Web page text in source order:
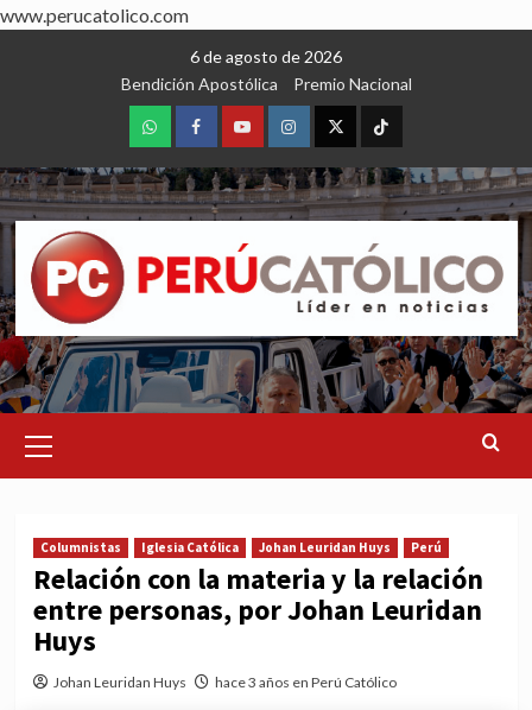
www.perucatolico.com
6 de agosto de 2026
Bendición Apostólica
Premio Nacional
WhatsAppFacebookYoutubeInstagram
X TikTok
Menu
Columnistas Iglesia Católica Johan Leuridan Huys Perú
Relación con la materia y la relación
entre personas, por Johan Leuridan
Huys
Johan Leuridan Huys hace 3 años en Perú Católico